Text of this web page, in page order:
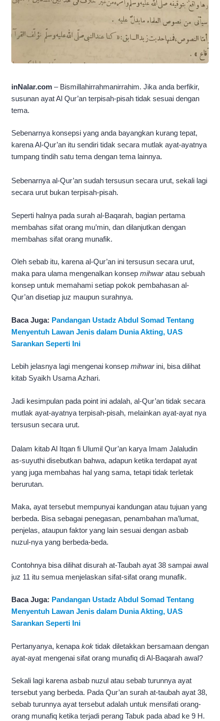
inNalar.com – Bismillahirrahmanirrahim. Jika anda berfikir,
susunan ayat Al Qur’an terpisah-pisah tidak sesuai dengan
tema.
Sebenarnya konsepsi yang anda bayangkan kurang tepat,
karena Al-Qur’an itu sendiri tidak secara mutlak ayat-ayatnya
tumpang tindih satu tema dengan tema lainnya.
Sebenarnya al-Qur’an sudah tersusun secara urut, sekali lagi
secara urut bukan terpisah-pisah.
Seperti halnya pada surah al-Baqarah, bagian pertama
membahas sifat orang mu’min, dan dilanjutkan dengan
membahas sifat orang munafik.
Oleh sebab itu, karena al-Qur’an ini tersusun secara urut,
maka para ulama mengenalkan konsep mihwaratau sebuah
konsep untuk memahami setiap pokok pembahasan al-
Qur’an disetiap juz maupun surahnya.
Baca Juga: Pandangan Ustadz Abdul Somad Tentang
Menyentuh Lawan Jenis dalam Dunia Akting, UAS
Sarankan Seperti Ini
Lebih jelasnya lagi mengenai konsep mihwarini, bisa dilihat
kitab Syaikh Usama Azhari.
Jadi kesimpulan pada point ini adalah, al-Qur’an tidak secara
mutlak ayat-ayatnya terpisah-pisah, melainkan ayat-ayat nya
tersusun secara urut.
Dalam kitab Al Itqan fi Ulumil Qur’an karya Imam Jalaludin
as-suyuthi disebutkan bahwa, adapun ketika terdapat ayat
yang juga membahas hal yang sama, tetapi tidak terletak
berurutan.
Maka, ayat tersebut mempunyai kandungan atau tujuan yang
berbeda. Bisa sebagai penegasan, penambahan ma’lumat,
penjelas, ataupun faktor yang lain sesuai dengan asbab
nuzul-nya yang berbeda-beda.
Contohnya bisa dilihat disurah at-Taubah ayat 38 sampai awal
juz 11 itu semua menjelaskan sifat-sifat orang munafik.
Baca Juga: Pandangan Ustadz Abdul Somad Tentang
Menyentuh Lawan Jenis dalam Dunia Akting, UAS
Sarankan Seperti Ini
Pertanyanya, kenapa kok tidak diletakkan bersamaan dengan
ayat-ayat mengenai sifat orang munafiq di Al-Baqarah awal?
Sekali lagi karena asbab nuzul atau sebab turunnya ayat
tersebut yang berbeda. Pada Qur’an surah at-taubah ayat 38,
sebab turunnya ayat tersebut adalah untuk mensifati orang-
orang munafiq ketika terjadi perang Tabuk pada abad ke 9 H.